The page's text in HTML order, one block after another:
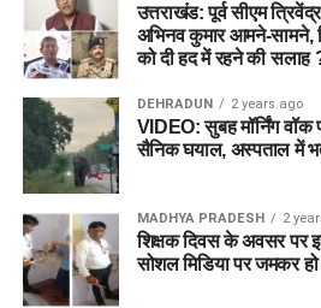
उत्तराखंड: पूर्व सीएम
अभिनव कुमार आमने-सामने,
को दी हद में रहने की सलाह
DEHRADUN 2 years ago
VIDEO: सुबह मॉर्निंग वॉक
सैनिक घयाल, अस्पताल में
MADHYA PRADESH 2
शिक्षक दिवस के अवसर पर
सोशल मिडिया पर जमकर हो